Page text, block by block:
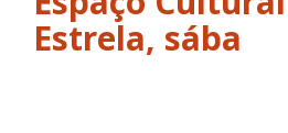
Estrela, sába